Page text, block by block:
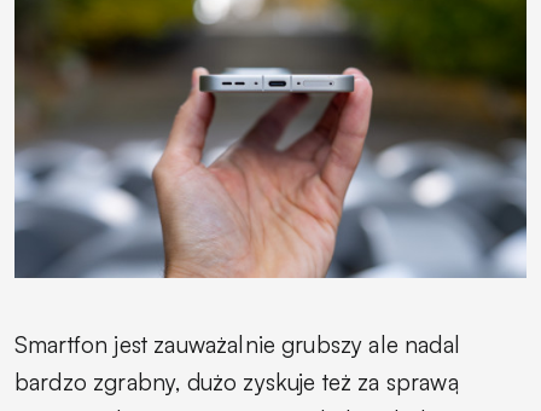
Smartfon jest zauważalnie grubszy ale nadal
bardzo zgrabny, dużo zyskuje też za sprawą